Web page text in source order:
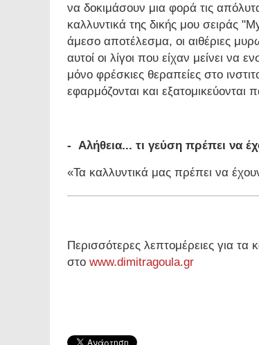
να δοκιμάσουν μια φορά τις
καλλυντικά της δικής μου σειράς
άμεσο αποτέλεσμα, οι αιθέριες
αυτοί οι λίγοι που είχαν μείνει να
μόνο φρέσκιες θεραπείες στο
εφαρμόζονται και
- Αλήθεια... τι γεύση πρέπει να
«Τα καλλυντικά μας πρέπει να
Περισσότερες λεπτομέρειες για τα
στο www.dimitragoula.gr